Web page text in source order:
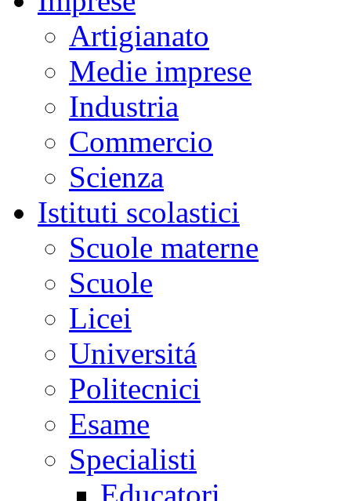
Artigianato
Medie imprese
Industria
Commercio
Scienza
Istituti scolastici
Scuole materne
Scuole
Licei
Universitá
Politecnici
Esame
Specialisti